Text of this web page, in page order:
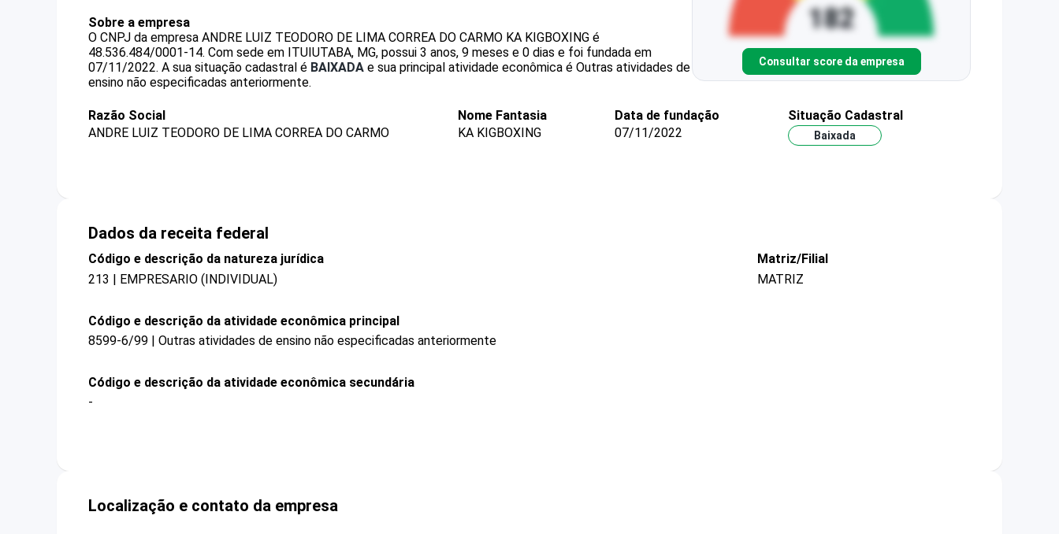
Sobre a empresa
O CNPJ da empresa ANDRE LUIZ TEODORO DE LIMA CORREA DO CARMO KA KIGBOXING é
48.536.484/0001-14. Com sede em ITUIUTABA, MG, possui 3 anos, 9 meses e 0 dias e foi fundada em
07/11/2022. A sua situação cadastral é BAIXADA e sua principal atividade econômica é Outras atividades de
ensino não especificadas anteriormente.
Consultar score da empresa
Razão Social
ANDRE LUIZ TEODORO DE LIMA CORREA DO CARMO
Nome Fantasia
KA KIGBOXING
Data de fundação
07/11/2022
Situação Cadastral
Baixada
Dados da receita federal
Código e descrição da natureza jurídica
213 | EMPRESARIO (INDIVIDUAL)
Matriz/Filial
MATRIZ
Código e descrição da atividade econômica principal
8599-6/99 | Outras atividades de ensino não especificadas anteriormente
Código e descrição da atividade econômica secundária
-
Localização e contato da empresa